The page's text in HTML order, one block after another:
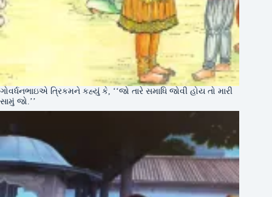
ગોવર્ધનભાઇએ ત્રિકમને કહ્યું કે, ‘‘જો તારે સમાધિ જોવી હોય તો મારી
સામું જો.’’